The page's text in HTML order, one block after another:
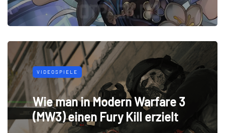
VIDEOSPIELE
Wie man in Modern Warfare 3
(MW3) einen Fury Kill erzielt